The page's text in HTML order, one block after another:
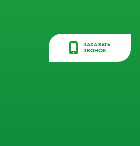
ЗАКАЗАТЬ
ЗВОНОК